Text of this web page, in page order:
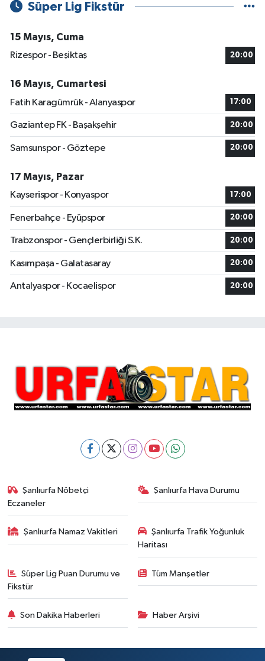
Süper Lig Fikstür
15 Mayıs, Cuma
Rizespor - Beşiktaş
20:00
16 Mayıs, Cumartesi
Fatih Karagümrük - Alanyaspor
17:00
Gaziantep FK - Başakşehir 20:00
Samsunspor - Göztepe 20:00
17 Mayıs, Pazar
Kayserispor - Konyaspor
17:00
Fenerbahçe - Eyüpspor 20:00
Trabzonspor - Gençlerbirliği S.K. 20:00
Kasımpaşa - Galatasaray 20:00
Antalyaspor - Kocaelispor 20:00
Şanlıurfa Nöbetçi
Eczaneler
Şanlıurfa Hava Durumu
Şanlıurfa Namaz Vakitleri
Şanlıurfa Trafik Yoğunluk
Haritası
Süper Lig Puan Durumu ve
Fikstür
Tüm Manşetler
Son Dakika Haberleri Haber Arşivi